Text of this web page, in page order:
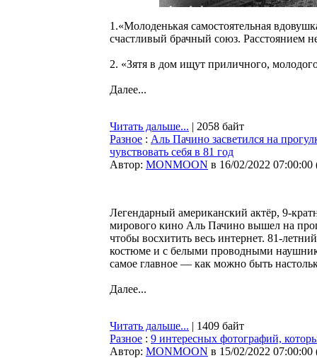
1.«Молоденькая самостоятельная
счастливый брачный союз. Расстоянием
2. «Зятя в дом ищут приличного,
Далее...
Читать дальше... | 2058 байт
Разное : Аль Пачино засветился на
чувствовать себя в 81 год
Автор: MONMOON в 16/02/2022 07:00:00
Легендарный американский актёр, 9-
мирового кино Аль Пачино вышел на
чтобы восхитить весь интернет. 81-
костюме и с белыми проводными
самое главное — как можно быть
Далее...
Читать дальше... | 1409 байт
Разное : 9 интересных фотографий,
Автор: MONMOON в 15/02/2022 07:00:00